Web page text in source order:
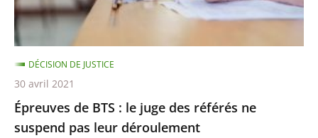
référés
ne
suspend
pas
leur
déroulement
Épreuves de BTS : le juge des référés ne
suspend pas leur déroulement
DÉCISION DE JUSTICE
30 avril 2021